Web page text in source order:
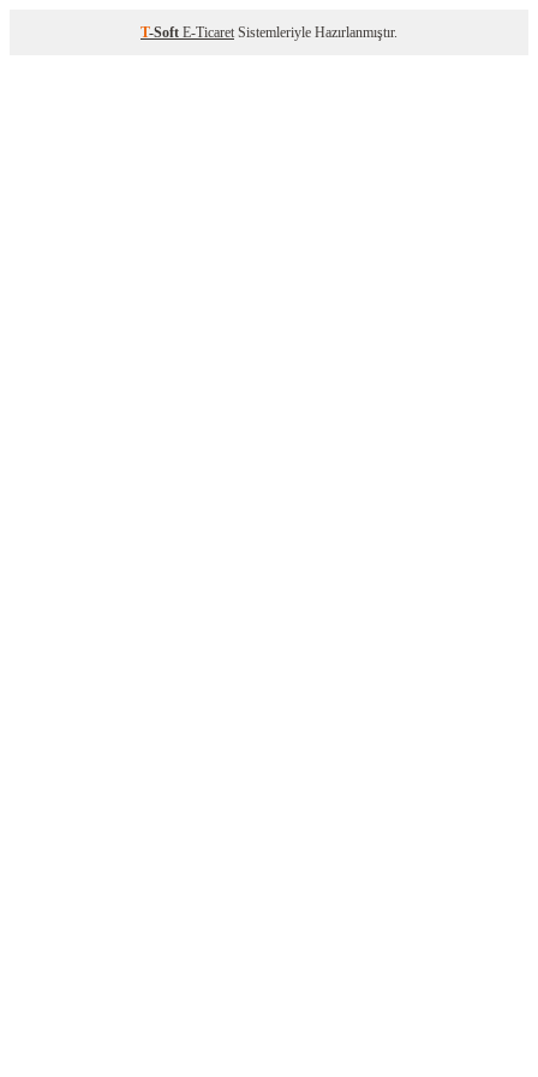
T-Soft E-Ticaret Sistemleriyle Hazırlanmıştır.